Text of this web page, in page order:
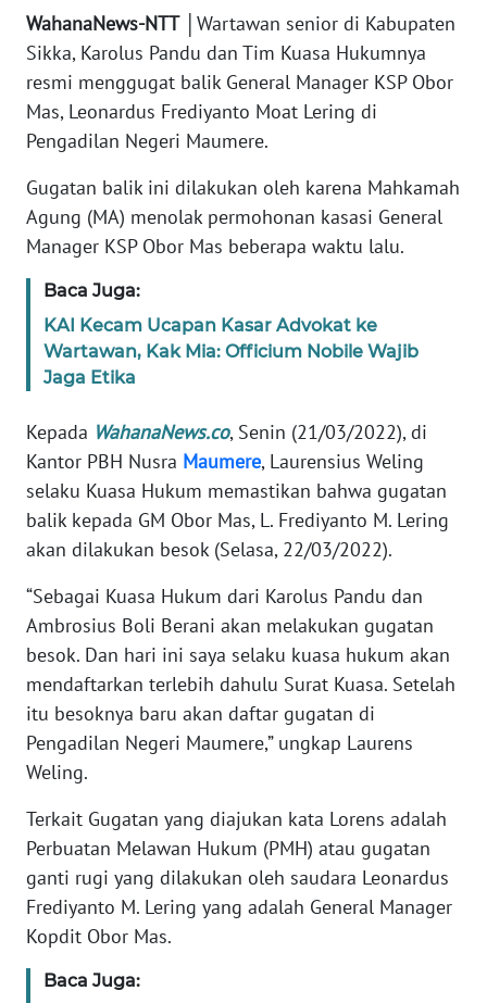
WahanaNews-NTT
Wartawan senior di Kabupaten
Sikka, Karolus Pandu dan Tim Kuasa Hukumnya
resmi menggugat balik General Manager KSP Obor
Mas, Leonardus Frediyanto Moat Lering di
Pengadilan Negeri Maumere.
Gugatan balik ini dilakukan oleh karena Mahkamah
Agung (MA) menolak permohonan kasasi General
Manager KSP Obor Mas beberapa waktu lalu.
Baca Juga:
KAI Kecam Ucapan Kasar Advokat ke
Wartawan, Kak Mia: Officium Nobile Wajib
Jaga Etika
Kepada WahanaNews.co, Senin (21/03/2022), di
Kantor PBH Nusra Maumere, Laurensius Weling
selaku Kuasa Hukum memastikan bahwa gugatan
balik kepada GM Obor Mas, L. Frediyanto M. Lering
akan dilakukan besok (Selasa, 22/03/2022).
“Sebagai Kuasa Hukum dari Karolus Pandu dan
Ambrosius Boli Berani akan melakukan gugatan
besok. Dan hari ini saya selaku kuasa hukum akan
mendaftarkan terlebih dahulu Surat Kuasa. Setelah
itu besoknya baru akan daftar gugatan di
Pengadilan Negeri Maumere,” ungkap Laurens
Weling.
Terkait Gugatan yang diajukan kata Lorens adalah
Perbuatan Melawan Hukum (PMH) atau gugatan
ganti rugi yang dilakukan oleh saudara Leonardus
Frediyanto M. Lering yang adalah General Manager
Kopdit Obor Mas.
Baca Juga:
TENTANG
KAMI
MEDIA
SIBER
REDAKSI
KARIR
DISCLAIMER
Wahana
News
WN
SUMUT
WN
WN
JABAR
WN
BANTEN
NTT
WN
KEPRI
PAPUA